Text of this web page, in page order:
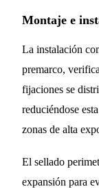
Montaje e
La instalación
premarco,
fijaciones se
reduciéndose
zonas de alta
El sellado
expansión para